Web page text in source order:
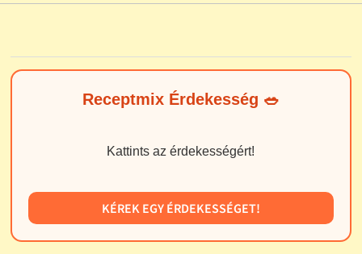
Receptmix Érdekesség 🥗
Kattints az érdekességért!
KÉREK EGY ÉRDEKESSÉGET!